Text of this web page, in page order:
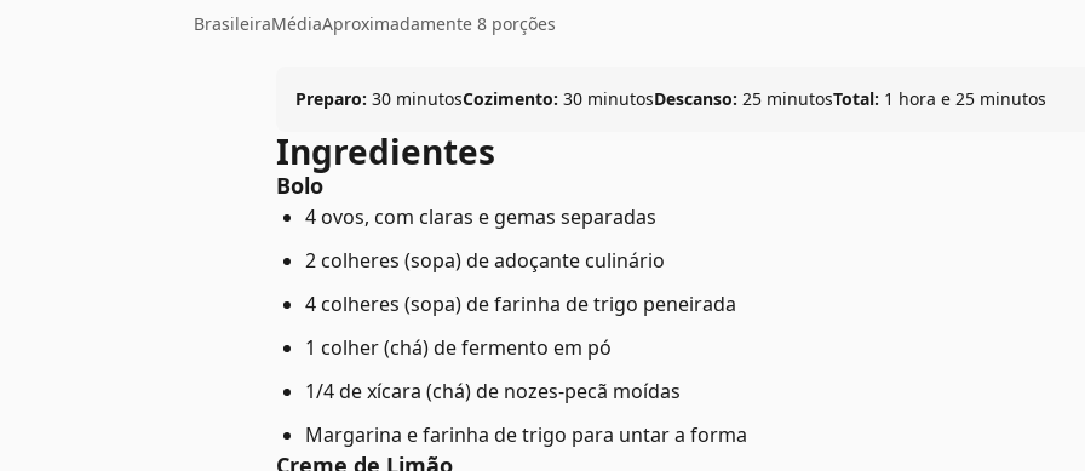
BrasileiraMédiaAproximadamente 8 porções
Preparo: 30 minutosCozimento: 30 minutosDescanso: 25 minutosTotal: 1 hora e 25 minutos
Ingredientes
Bolo
4 ovos, com claras e gemas separadas
2 colheres (sopa) de adoçante culinário
4 colheres (sopa) de farinha de trigo peneirada
1 colher (chá) de fermento em pó
1/4 de xícara (chá) de nozes-pecã moídas
Margarina e farinha de trigo para untar a forma
Creme de Limão